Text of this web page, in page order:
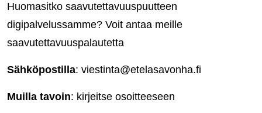
Huomasitko saavutettavuuspuutteen
digipalvelussamme? Voit antaa meille
saavutettavuuspalautetta
Sähköpostilla: viestinta@etelasavonha.fi
Muilla tavoin: kirjeitse osoitteeseen